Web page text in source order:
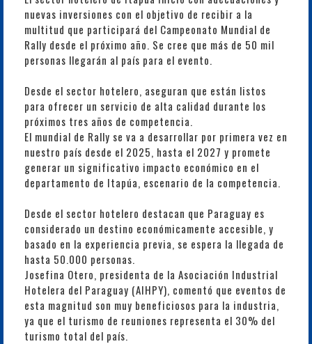
nuevas inversiones con el objetivo de recibir a la
multitud que participará del Campeonato Mundial de
Rally desde el próximo año. Se cree que más de 50 mil
personas llegarán al país para el evento.
Desde el sector hotelero, aseguran que están listos
para ofrecer un servicio de alta calidad durante los
próximos tres años de competencia.
El mundial de Rally se va a desarrollar por primera vez en
nuestro país desde el 2025, hasta el 2027 y promete
generar un significativo impacto económico en el
departamento de Itapúa, escenario de la competencia.
Desde el sector hotelero destacan que Paraguay es
considerado un destino económicamente accesible, y
basado en la experiencia previa, se espera la llegada de
hasta 50.000 personas.
Josefina Otero, presidenta de la Asociación Industrial
Hotelera del Paraguay (AIHPY), comentó que eventos de
esta magnitud son muy beneficiosos para la industria,
ya que el turismo de reuniones representa el 30% del
turismo total del país.